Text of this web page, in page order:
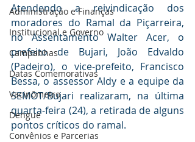
Administração e Finanças
Institucional e Governo
Campanhas
Datas Comemorativas
Vacinômetro
Dengue
Convênios e Parcerias
Atendendo a reivindicação dos
moradores do Ramal da Piçarreira,
no Assentamento Walter Acer, o
prefeito de Bujari, João Edvaldo
(Padeiro), o vice-prefeito, Francisco
Bessa, o assessor Aldy e a equipe da
SEMOT/Bujari realizaram, na última
quarta-feira (24), a retirada de alguns
pontos críticos do ramal.